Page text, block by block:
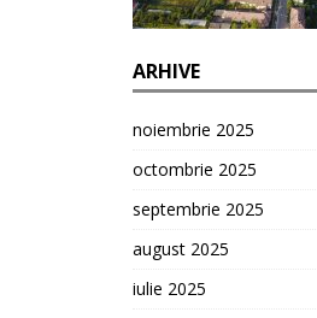
ARHIVE
noiembrie 2025
octombrie 2025
septembrie 2025
august 2025
iulie 2025